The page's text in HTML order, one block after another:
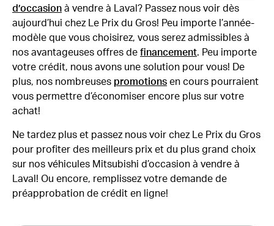
d’occasion à vendre à Laval? Passez nous voir dès
aujourd’hui chez Le Prix du Gros! Peu importe l’année-
modèle que vous choisirez, vous serez admissibles à
nos avantageuses offres de financement. Peu importe
votre crédit, nous avons une solution pour vous! De
plus, nos nombreuses promotions en cours pourraient
vous permettre d’économiser encore plus sur votre
achat!
Ne tardez plus et passez nous voir chez Le Prix du Gros
pour profiter des meilleurs prix et du plus grand choix
sur nos véhicules Mitsubishi d’occasion à vendre à
Laval! Ou encore, remplissez votre demande de
préapprobation de crédit en ligne!